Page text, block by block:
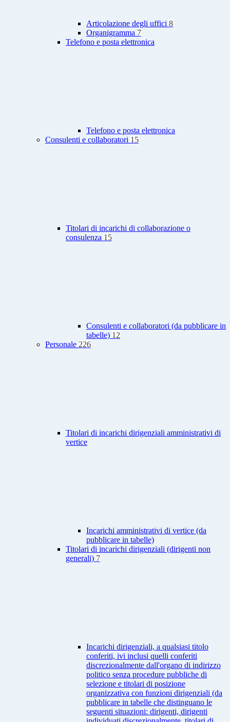
Articolazione degli uffici 8
Organigramma 7
Telefono e posta elettronica
Telefono e posta elettronica
Consulenti e collaboratori 15
Titolari di incarichi di collaborazione o
consulenza 15
Consulenti e collaboratori (da pubblicare in
tabelle) 12
Personale 226
Titolari di incarichi dirigenziali amministrativi di
vertice
Incarichi amministrativi di vertice (da
pubblicare in tabelle)
Titolari di incarichi dirigenziali (dirigenti non
generali) 7
Incarichi dirigenziali, a qualsiasi titolo
conferiti, ivi inclusi quelli conferiti
discrezionalmente dall'organo di indirizzo
politico senza procedure pubbliche di
selezione e titolari di posizione
organizzativa con funzioni dirigenziali (da
pubblicare in tabelle che distinguano le
seguenti situazioni: dirigenti, dirigenti